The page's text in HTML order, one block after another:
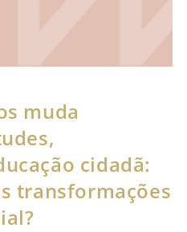
muda
cidadã:
transformações